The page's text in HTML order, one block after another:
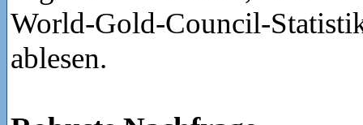
World-Gold-Council-
ablesen.